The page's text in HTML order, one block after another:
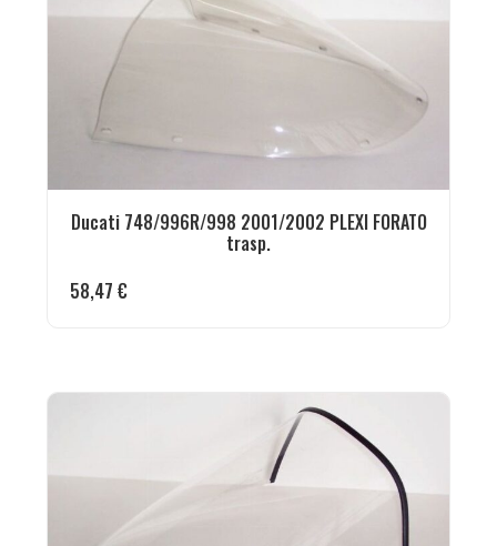
Ducati 748/996R/998 2001/2002 PLEXI FORATO
trasp.
58,47 €